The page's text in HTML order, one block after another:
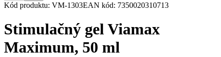
Item
of
4
Kód produktu: VM-1303EAN kód: 7350020310713
Stimulačný gel Viamax
Maximum, 50 ml